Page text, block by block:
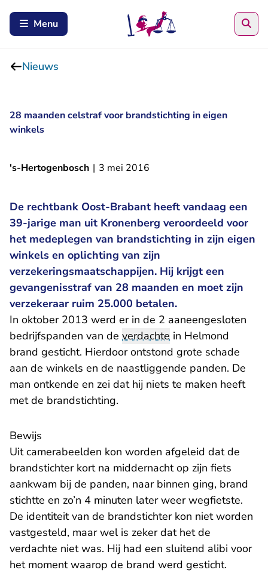
Menu
Nieuws
28 maanden celstraf voor brandstichting in eigen
winkels
's-Hertogenbosch | 3 mei 2016
De rechtbank Oost-Brabant heeft vandaag een
39-jarige man uit Kronenberg veroordeeld voor
het medeplegen van brandstichting in zijn eigen
winkels en oplichting van zijn
verzekeringsmaatschappijen. Hij krijgt een
gevangenisstraf van 28 maanden en moet zijn
verzekeraar ruim 25.000 betalen.
In oktober 2013 werd er in de 2 aaneengesloten
bedrijfspanden van de verdachte in Helmond
brand gesticht. Hierdoor ontstond grote schade
aan de winkels en de naastliggende panden. De
man ontkende en zei dat hij niets te maken heeft
met de brandstichting.
Bewijs
Uit camerabeelden kon worden afgeleid dat de
brandstichter kort na middernacht op zijn fiets
aankwam bij de panden, naar binnen ging, brand
stichtte en zo’n 4 minuten later weer wegfietste.
De identiteit van de brandstichter kon niet worden
vastgesteld, maar wel is zeker dat het de
verdachte niet was. Hij had een sluitend alibi voor
het moment waarop de brand werd gesticht.